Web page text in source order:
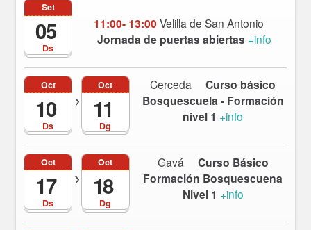
Ds
Set
05 11:00- 13:00 Velilla de San Antonio
Jornada de puertas abiertas +info
Ds
Oct
10
Dg
Oct
11
Cerceda
Curso básico
Bosquescuela - Formación
nivel 1 +info
Ds
Oct
17
Dg
Oct
18
Gavá
Curso Básico
Formación Bosquescuena
Nivel 1 +info